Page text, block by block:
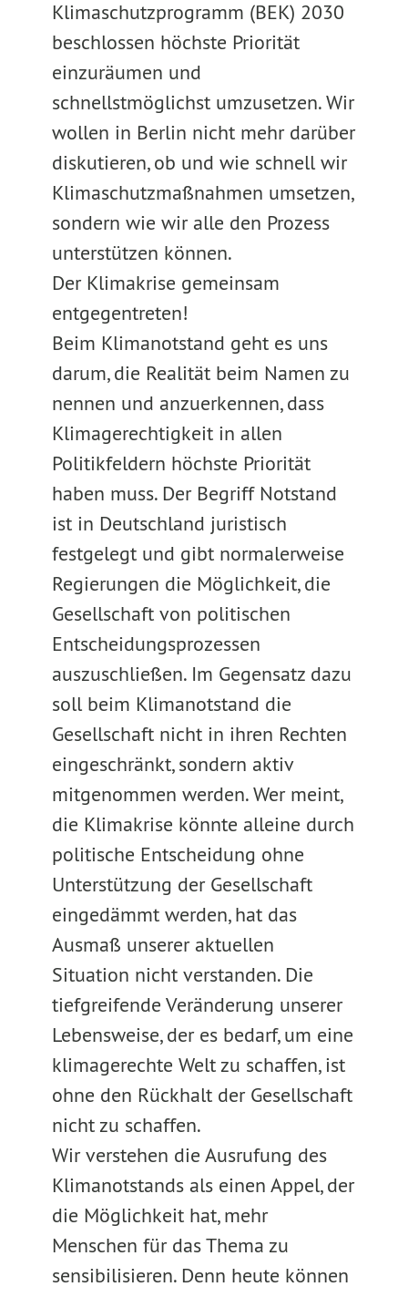
Klimaschutzprogramm (BEK) 2030
beschlossen höchste Priorität
einzuräumen und
schnellstmöglichst umzusetzen. Wir
wollen in Berlin nicht mehr darüber
diskutieren, ob und wie schnell wir
Klimaschutzmaßnahmen umsetzen,
sondern wie wir alle den Prozess
unterstützen können.
Der Klimakrise gemeinsam
entgegentreten!
Beim Klimanotstand geht es uns
darum, die Realität beim Namen zu
nennen und anzuerkennen, dass
Klimagerechtigkeit in allen
Politikfeldern höchste Priorität
haben muss. Der Begriff Notstand
ist in Deutschland juristisch
festgelegt und gibt normalerweise
Regierungen die Möglichkeit, die
Gesellschaft von politischen
Entscheidungsprozessen
auszuschließen. Im Gegensatz dazu
soll beim Klimanotstand die
Gesellschaft nicht in ihren Rechten
eingeschränkt, sondern aktiv
mitgenommen werden. Wer meint,
die Klimakrise könnte alleine durch
politische Entscheidung ohne
Unterstützung der Gesellschaft
eingedämmt werden, hat das
Ausmaß unserer aktuellen
Situation nicht verstanden. Die
tiefgreifende Veränderung unserer
Lebensweise, der es bedarf, um eine
klimagerechte Welt zu schaffen, ist
ohne den Rückhalt der Gesellschaft
nicht zu schaffen.
Wir verstehen die Ausrufung des
Klimanotstands als einen Appel, der
die Möglichkeit hat, mehr
Menschen für das Thema zu
sensibilisieren. Denn heute können